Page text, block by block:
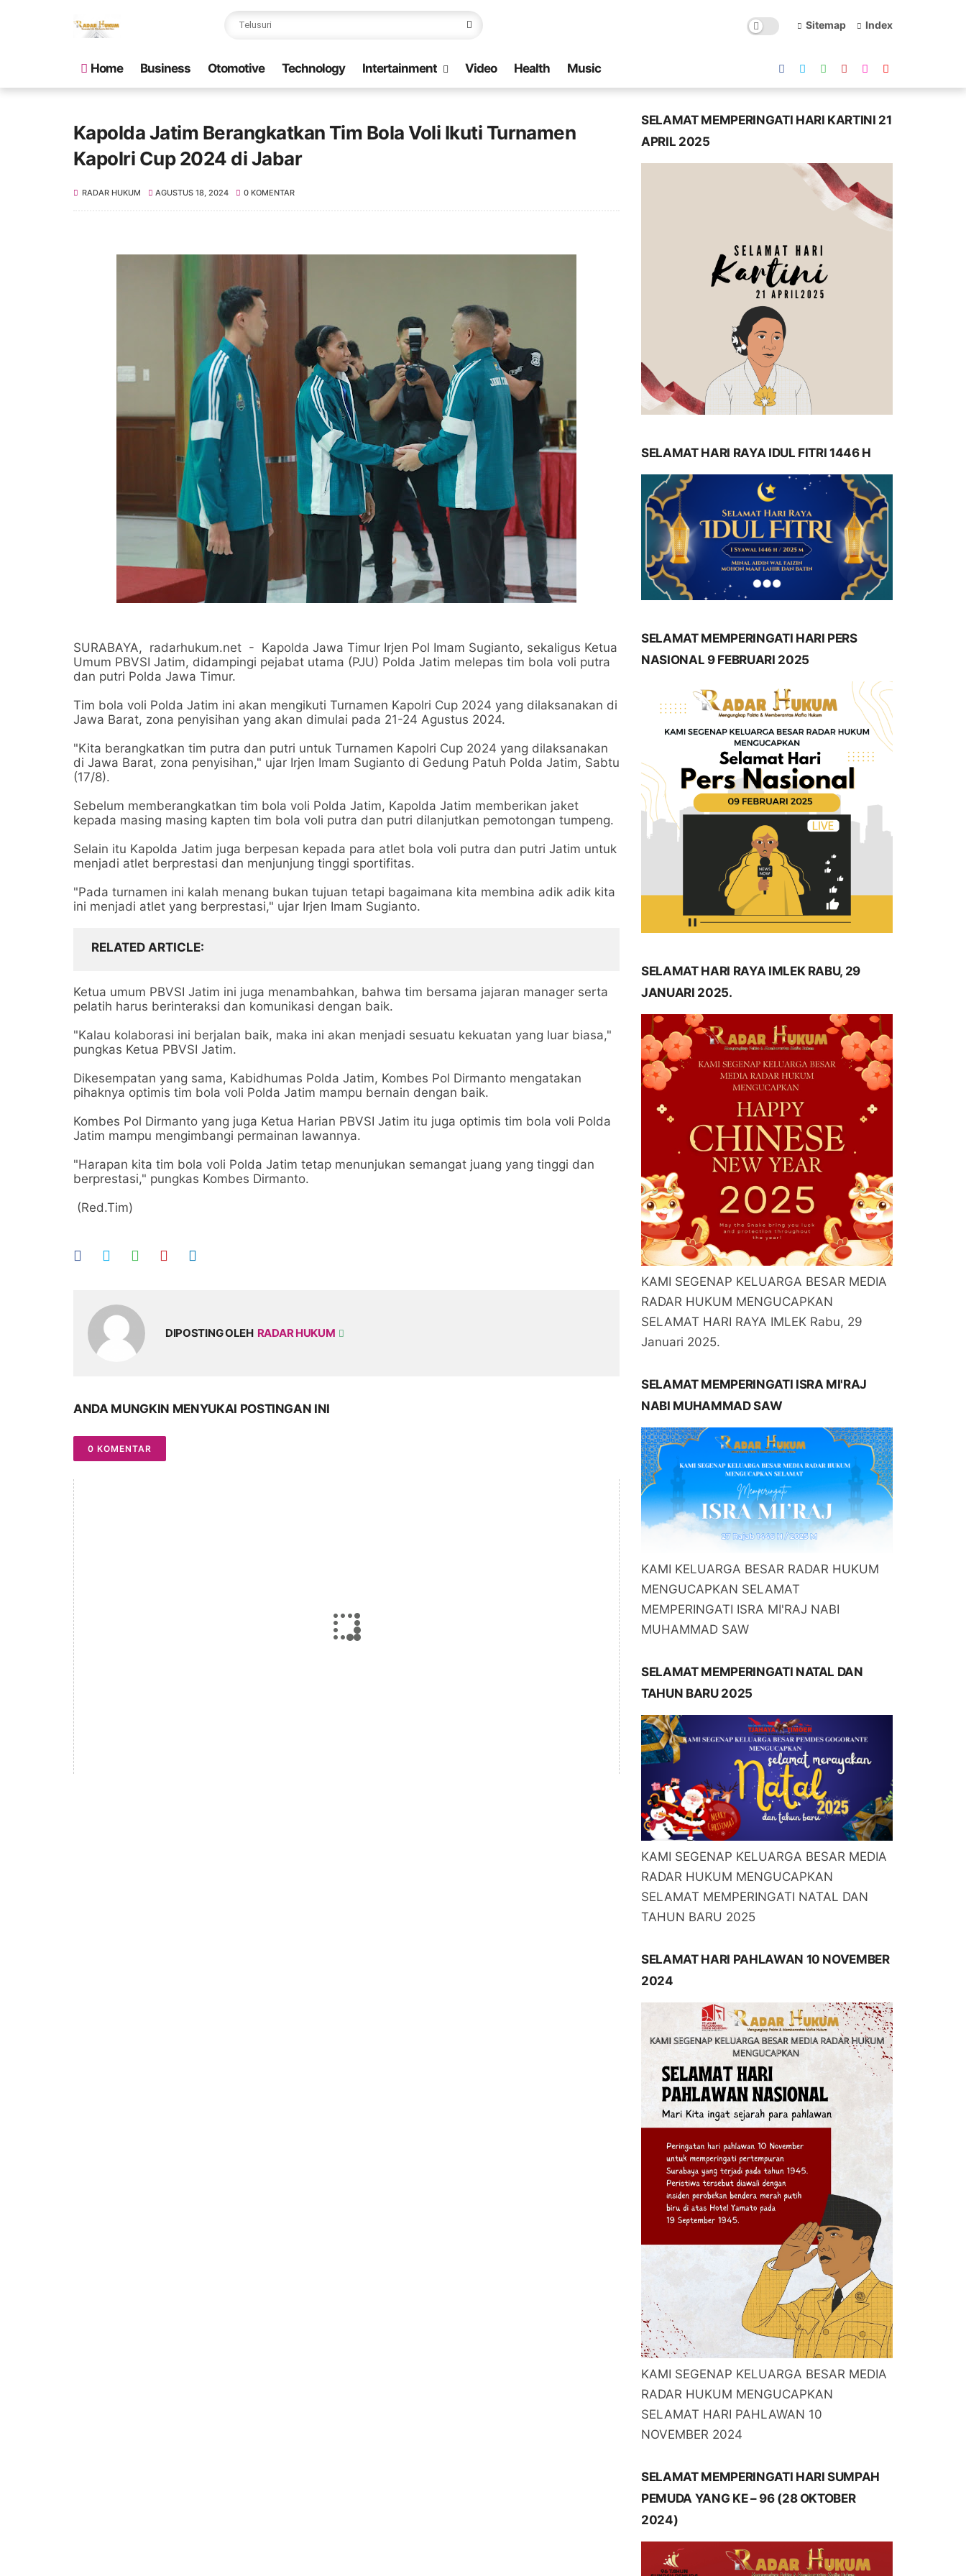
Sitemap Index
Home Business Otomotive Technology Intertainment Video Health Music
Kapolda Jatim Berangkatkan Tim Bola Voli Ikuti Turnamen
Kapolri Cup 2024 di Jabar
RADAR HUKUM AGUSTUS 18, 2024 0 KOMENTAR
SURABAYA, radarhukum.net - Kapolda Jawa Timur Irjen Pol Imam Sugianto, sekaligus Ketua
Umum PBVSI Jatim, didampingi pejabat utama (PJU) Polda Jatim melepas tim bola voli putra
dan putri Polda Jawa Timur.
Tim bola voli Polda Jatim ini akan mengikuti Turnamen Kapolri Cup 2024 yang dilaksanakan di
Jawa Barat, zona penyisihan yang akan dimulai pada 21-24 Agustus 2024.
"Kita berangkatkan tim putra dan putri untuk Turnamen Kapolri Cup 2024 yang dilaksanakan
di Jawa Barat, zona penyisihan," ujar Irjen Imam Sugianto di Gedung Patuh Polda Jatim, Sabtu
(17/8).
Sebelum memberangkatkan tim bola voli Polda Jatim, Kapolda Jatim memberikan jaket
kepada masing masing kapten tim bola voli putra dan putri dilanjutkan pemotongan tumpeng.
Selain itu Kapolda Jatim juga berpesan kepada para atlet bola voli putra dan putri Jatim untuk
menjadi atlet berprestasi dan menjunjung tinggi sportifitas.
"Pada turnamen ini kalah menang bukan tujuan tetapi bagaimana kita membina adik adik kita
ini menjadi atlet yang berprestasi," ujar Irjen Imam Sugianto.
RELATED ARTICLE
Ketua umum PBVSI Jatim ini juga menambahkan, bahwa tim bersama jajaran manager serta
pelatih harus berinteraksi dan komunikasi dengan baik.
"Kalau kolaborasi ini berjalan baik, maka ini akan menjadi sesuatu kekuatan yang luar biasa,"
pungkas Ketua PBVSI Jatim.
Dikesempatan yang sama, Kabidhumas Polda Jatim, Kombes Pol Dirmanto mengatakan
pihaknya optimis tim bola voli Polda Jatim mampu bernain dengan baik.
Kombes Pol Dirmanto yang juga Ketua Harian PBVSI Jatim itu juga optimis tim bola voli Polda
Jatim mampu mengimbangi permainan lawannya.
"Harapan kita tim bola voli Polda Jatim tetap menunjukan semangat juang yang tinggi dan
berprestasi," pungkas Kombes Dirmanto.
(Red.Tim)
DIPOSTING OLEH RADAR HUKUM
ANDA MUNGKIN MENYUKAI POSTINGAN INI
0 KOMENTAR
SELAMAT MEMPERINGATI HARI KARTINI 21
APRIL 2025
SELAMAT HARI RAYA IDUL FITRI 1446 H
SELAMAT MEMPERINGATI HARI PERS
NASIONAL 9 FEBRUARI 2025
SELAMAT HARI RAYA IMLEK RABU, 29
JANUARI 2025.
KAMI SEGENAP KELUARGA BESAR MEDIA
RADAR HUKUM MENGUCAPKAN
SELAMAT HARI RAYA IMLEK Rabu, 29
Januari 2025.
SELAMAT MEMPERINGATI ISRA MI'RAJ
NABI MUHAMMAD SAW
KAMI KELUARGA BESAR RADAR HUKUM
MENGUCAPKAN SELAMAT
MEMPERINGATI ISRA MI'RAJ NABI
MUHAMMAD SAW
SELAMAT MEMPERINGATI NATAL DAN
TAHUN BARU 2025
KAMI SEGENAP KELUARGA BESAR MEDIA
RADAR HUKUM MENGUCAPKAN
SELAMAT MEMPERINGATI NATAL DAN
TAHUN BARU 2025
SELAMAT HARI PAHLAWAN 10 NOVEMBER
2024
KAMI SEGENAP KELUARGA BESAR MEDIA
RADAR HUKUM MENGUCAPKAN
SELAMAT HARI PAHLAWAN 10
NOVEMBER 2024
SELAMAT MEMPERINGATI HARI SUMPAH
PEMUDA YANG KE – 96 (28 OKTOBER
2024)